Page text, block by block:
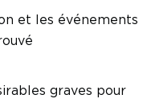
et les événements
graves pour